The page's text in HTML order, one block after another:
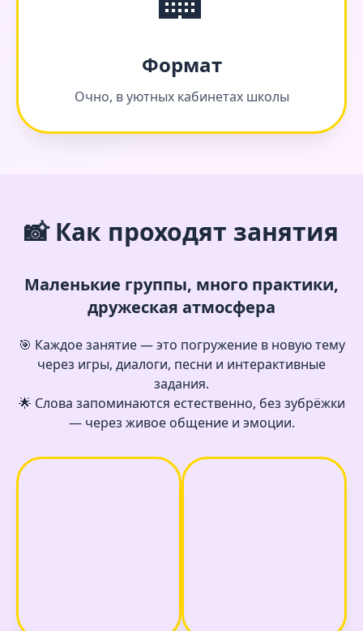
Формат
Очно, в уютных кабинетах школы
📸 Как проходят занятия
Маленькие группы, много практики,
дружеская атмосфера
🎯 Каждое занятие — это погружение в новую тему
через игры, диалоги, песни и интерактивные
задания.
🌟 Слова запоминаются естественно, без зубрёжки
— через живое общение и эмоции.